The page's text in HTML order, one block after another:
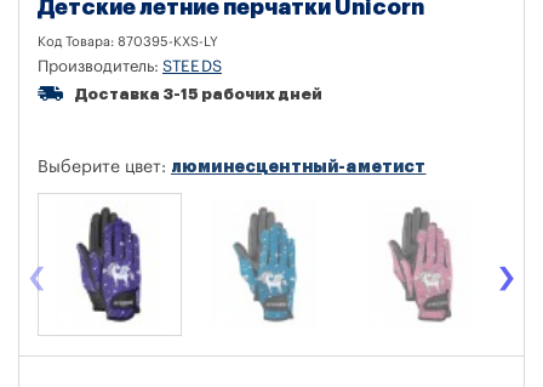
Детские летние перчатки Unicorn
Код Товара: 870395-KXS-LY
Производитель: STEEDS
Доставка 3-15 рабочих дней
Выберите цвет: люминесцентный-аметист
‹ ›